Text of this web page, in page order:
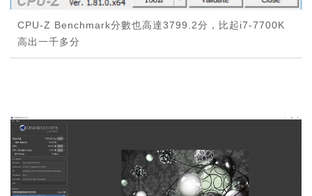
CPU-Z Benchmark分數也高達3799.2分，比起i7-7700K
高出一千多分